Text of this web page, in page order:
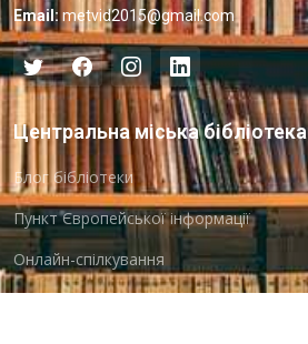
Email: metvid2015@gmail.com
Центральна міська бібліотека
Блог бібліотеки
Пункт Європейської інформації
Онлайн-спілкування
Виставкова діяльність